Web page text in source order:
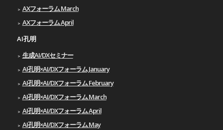
AXフォーラム March
AXフォーラム April
AI孔明
生成AI/DXセミナー
AI孔明×AI/DXフォーラム January
AI孔明×AI/DXフォーラム February
AI孔明×AI/DXフォーラム March
AI孔明×AI/DXフォーラム April
AI孔明×AI/DXフォーラム May